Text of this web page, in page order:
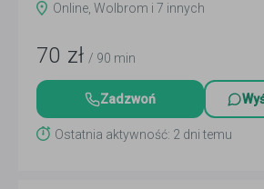
Online, Wolbrom i 7 innych
70 zł / 90 min
Zadzwoń
Ostatnia aktywność: 2 dni temu